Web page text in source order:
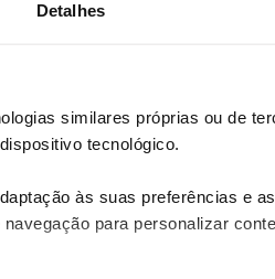
Detalhes
similares próprias ou de
tecnológico.
às suas preferências e
para personalizar
a lutar durante toda
vezes na travagem.
era chegar em primeiro
que podiam ser mais
obrigado a toda a